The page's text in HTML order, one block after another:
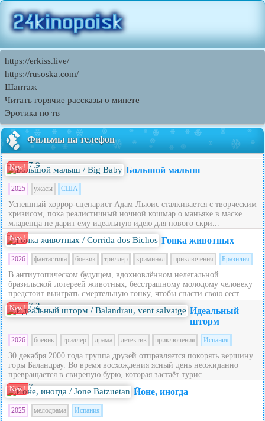
https://erkiss.live/
https://rusoska.com/
Шантаж
Читать горячие рассказы о минете
Эротика по тв
Фильмы на телефон
New! 7.9 Большой малыш
2025 ужасы США
Успешный хоррор-сценарист Адам Льюис сталкивается с творческим
кризисом, пока реалистичный ночной кошмар о маньяке в маске
младенца не дарит ему идеальную идею для нового скри...
New! Гонка животных
2026 фантастика боевик триллер криминал приключения Бразилия
В антиутопическом будущем, вдохновлённом нелегальной
бразильской лотереей животных, бесстрашному молодому человеку
предстоит выиграть смертельную гонку, чтобы спасти свою сест...
New! 7.2
Идеальный
шторм
2026 боевик триллер драма детектив приключения Испания
30 декабря 2000 года группа друзей отправляется покорять вершину
горы Баландрау. Во время восхождения ясный день неожиданно
превращается в свирепую бурю, которая застаёт турис...
New! 7 Йоне, иногда
2025 мелодрама Испания